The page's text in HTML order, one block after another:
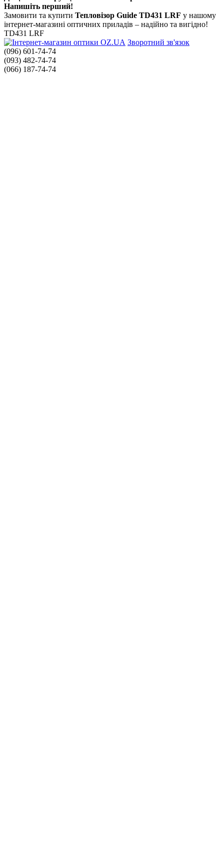
Напишіть перший!
Замовити та купити Тепловізор Guide TD431 LRF у нашому
інтернет-магазині оптичних приладів – надійно та вигідно!
TD431 LRF
Зворотний зв'язок
(096) 601-74-74
(093) 482-74-74
(066) 187-74-74